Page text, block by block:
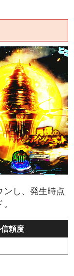
し、発生時点
頼度